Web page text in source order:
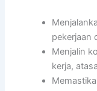
pekerjaan
Menjalin
kerja,